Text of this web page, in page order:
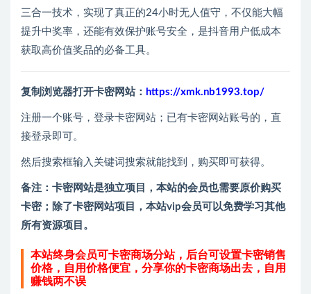
三合一技术，实现了真正的24小时无人值守，不仅能大幅
提升中奖率，还能有效保护账号安全，是抖音用户低成本
获取高价值奖品的必备工具。
复制浏览器打开卡密网站： https://xmk.nb1993.top/
注册一个账号，登录卡密网站；已有卡密网站账号的，直
接登录即可。
然后搜索框输入关键词搜索就能找到，购买即可获得。
备注：卡密网站是独立项目，本站的会员也需要原价购买
卡密；除了卡密网站项目，本站vip会员可以免费学习其他
所有资源项目。
本站终身会员可卡密商场分站，后台可设置卡密销售
价格，自用价格便宜，分享你的卡密商场出去，自用
赚钱两不误